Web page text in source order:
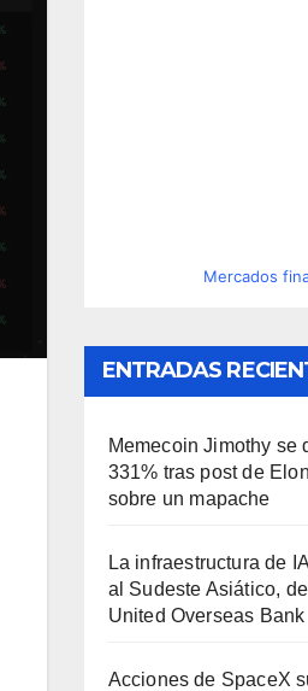
Mercados
ENTRADAS
Memecoin Jimothy se
331% tras post de
sobre un mapache
La infraestructura de
al Sudeste Asiático,
United Overseas Bank
Acciones de SpaceX